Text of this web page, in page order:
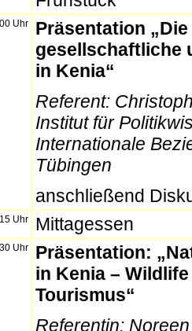
Uhr
Präsentation
gesellschaftliche
in Kenia“
Referent:
Institut für
Internationale
Tübingen
anschließend
Uhr Mittagessen
Uhr
Präsentation:
in Kenia –
Tourismus“
Referentin: